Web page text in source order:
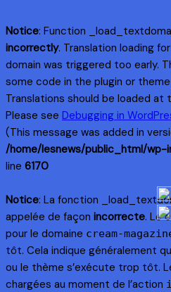
Notice: Function
incorrectly. Translation loading
domain was triggered too early.
some code in the plugin or
Translations should be loaded at
Please see Debugging in
(This message was added in
/home/lesnews/public_html/wp-
line 6170
Notice: La fonction
appelée de façon incorrecte. Le
pour le domaine cream-
tôt. Cela indique généralement
ou le thème s’exécute trop tôt.
chargées au moment de l’action